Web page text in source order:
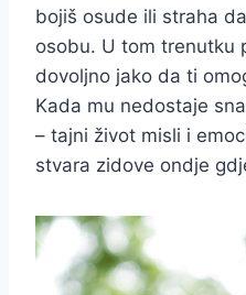
bojiš osude ili straha
osobu. U tom trenutku
dovoljno jako da ti
Kada mu nedostaje
– tajni život misli i
stvara zidove ondje